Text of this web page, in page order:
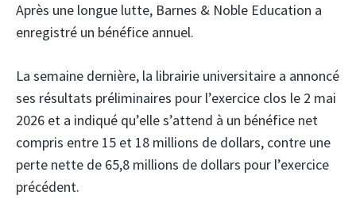
Après une longue lutte, Barnes & Noble Education a
enregistré un bénéfice annuel.
La semaine dernière, la librairie universitaire a annoncé
ses résultats préliminaires pour l’exercice clos le 2 mai
2026 et a indiqué qu’elle s’attend à un bénéfice net
compris entre 15 et 18 millions de dollars, contre une
perte nette de 65,8 millions de dollars pour l’exercice
précédent.